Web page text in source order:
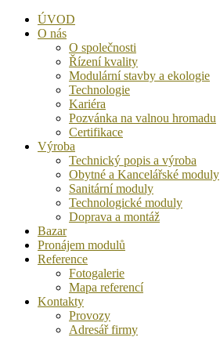
ÚVOD
O nás
O společnosti
Řízení kvality
Modulární stavby a ekologie
Technologie
Kariéra
Pozvánka na valnou hromadu
Certifikace
Výroba
Technický popis a výroba
Obytné a Kancelářské moduly
Sanitární moduly
Technologické moduly
Doprava a montáž
Bazar
Pronájem modulů
Reference
Fotogalerie
Mapa referencí
Kontakty
Provozy
Adresář firmy